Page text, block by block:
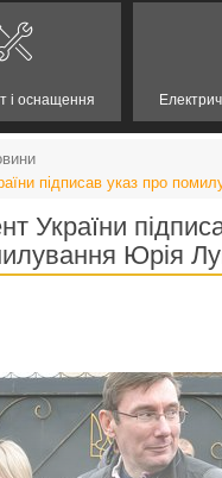
і оснащення
підписав указ про
України
Юрія